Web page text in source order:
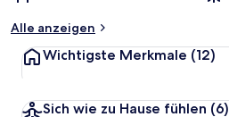
Alle anzeigen
Wichtigste Merkmale (12)
Sich wie zu Hause fühlen (6)